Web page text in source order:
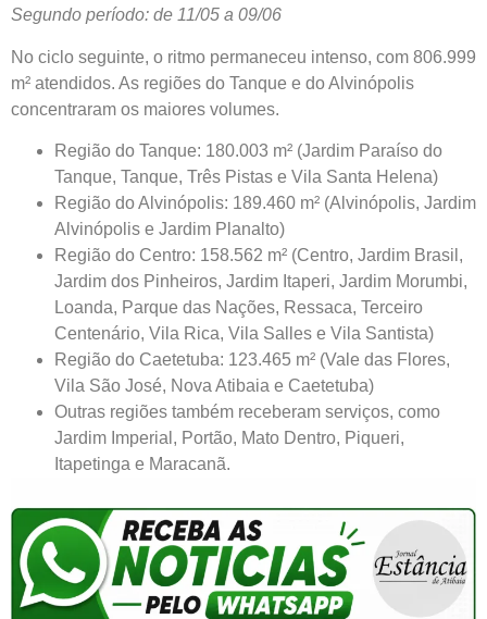
Segundo período: de 11/05 a 09/06
No ciclo seguinte, o ritmo permaneceu intenso, com 806.999
m² atendidos. As regiões do Tanque e do Alvinópolis
concentraram os maiores volumes.
Região do Tanque: 180.003 m² (Jardim Paraíso do
Tanque, Tanque, Três Pistas e Vila Santa Helena)
Região do Alvinópolis: 189.460 m² (Alvinópolis, Jardim
Alvinópolis e Jardim Planalto)
Região do Centro: 158.562 m² (Centro, Jardim Brasil,
Jardim dos Pinheiros, Jardim Itaperi, Jardim Morumbi,
Loanda, Parque das Nações, Ressaca, Terceiro
Centenário, Vila Rica, Vila Salles e Vila Santista)
Região do Caetetuba: 123.465 m² (Vale das Flores,
Vila São José, Nova Atibaia e Caetetuba)
Outras regiões também receberam serviços, como
Jardim Imperial, Portão, Mato Dentro, Piqueri,
Itapetinga e Maracanã.